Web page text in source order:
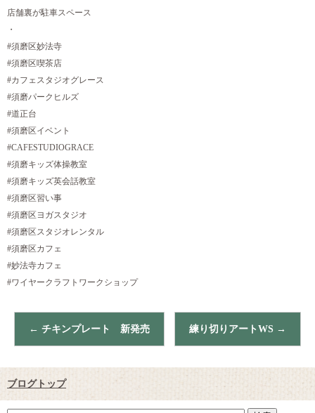
店舗裏が駐車スペース
・
#須磨区妙法寺
#須磨区喫茶店
#カフェスタジオグレース
#須磨パークヒルズ
#道正台
#須磨区イベント
#CAFESTUDIOGRACE
#須磨キッズ体操教室
#須磨キッズ英会話教室
#須磨区習い事
#須磨区ヨガスタジオ
#須磨区スタジオレンタル
#須磨区カフェ
#妙法寺カフェ
#ワイヤークラフトワークショップ
← チキンプレート 新発売 練り切りアートWS →
ブログトップ